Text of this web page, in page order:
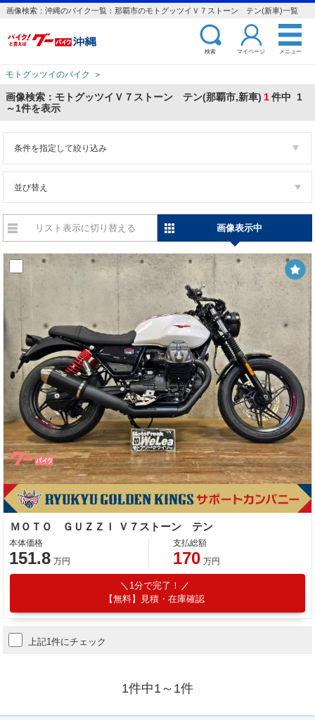
画像検索：沖縄のバイク一覧：那覇市のモトグッツイＶ７ストーン テン(新車)一覧
検索 マイページ メニュー
モトグッツイのバイク ＞
画像検索：モトグッツイＶ７ストーン テン(那覇市,新車) 1件中 1
～1件を表示
条件を指定して絞り込み
並び替え
リスト表示に切り替える 画像表示中
ＭＯＴＯ ＧＵＺＺＩ Ｖ７ストーン テン
本体価格
151.8 万円
支払総額
170 万円
1分で完了！
【無料】見積・在庫確認
上記1件にチェック
1件中1～1件